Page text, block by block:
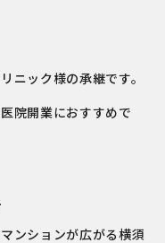
ニック様の承継です。
院開業におすすめで
ンションが広がる横須